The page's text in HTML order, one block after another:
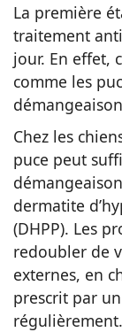
La première
traitement
jour. En effet,
comme les
Chez les
puce peut
dermatite
(DHPP). Les
redoubler de
externes, en
prescrit par
régulièrement.